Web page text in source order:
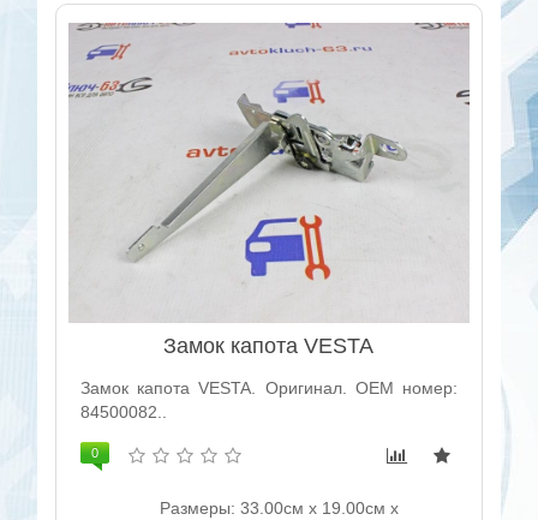
Замок капота VESTA
Замок капота VESTA. Оригинал. OEM номер:
84500082..
0
Размеры: 33.00см x 19.00см x